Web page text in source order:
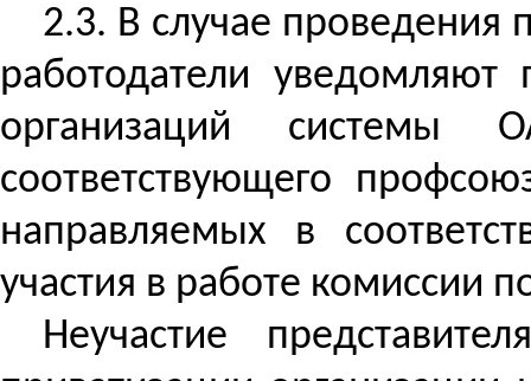
2.3. В случае проведения
работодатели
организаций системы
соответствующего
направляемых в
участия в работе комиссии
Неучастие